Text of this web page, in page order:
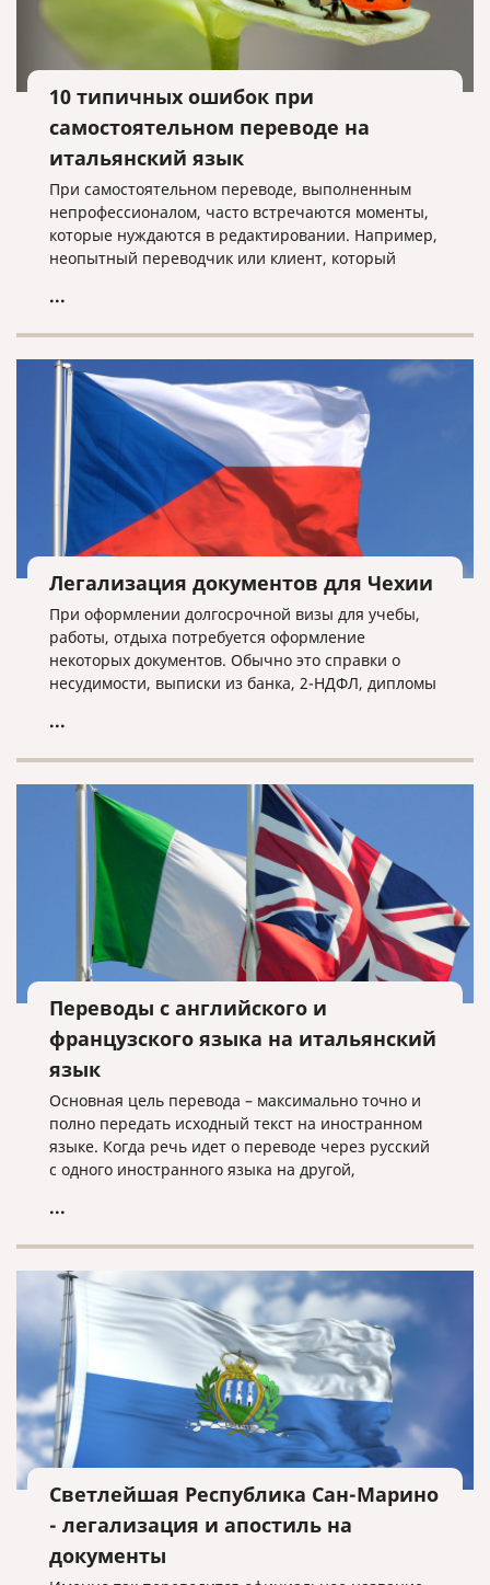
10 типичных ошибок при
самостоятельном переводе на
итальянский язык
При самостоятельном переводе, выполненным
непрофессионалом, часто встречаются моменты,
которые нуждаются в редактировании. Например,
неопытный переводчик или клиент, который
соблюдает оформление оригинала, считая, что это
ФИО, подпись и т.д.). При профессиональном
переводе такие ошибки недопустимы!
...
Легализация документов для Чехии
При оформлении долгосрочной визы для учебы,
работы, отдыха потребуется оформление
некоторых документов. Обычно это справки о
несудимости, выписки из банка, 2-НДФЛ, дипломы
...
Переводы с английского и
французского языка на итальянский
язык
Основная цель перевода – максимально точно и
полно передать исходный текст на иностранном
языке. Когда речь идет о переводе через русский
с одного иностранного языка на другой,
...
Светлейшая Республика Сан-Марино
- легализация и апостиль на
документы